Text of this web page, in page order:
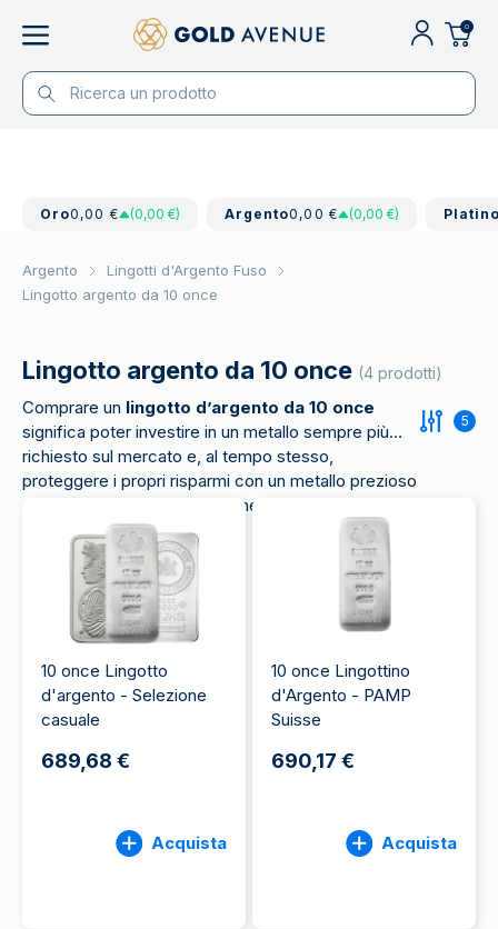
0
Oro0,00 € (0,00 €) Argento0,00 € (0,00 €)
Argento
Lingotti d'Argento Fuso
Lingotto argento da 10 once
Lingotto argento da 10 once (4 prodotti)
Comprare un lingotto d’argento da 10 once
significa poter investire in un metallo sempre più
richiesto sul mercato e, al tempo stesso,
proteggere i propri risparmi con un metallo prezioso
che, da millenni, funge da bene sicuro.
argento, insomma, conviene.
5
10 once Lingotto
d'argento - Selezione
casuale
689,68 €
Acquista
10 once Lingottino
d'Argento - PAMP
Suisse
690,17 €
Acquista